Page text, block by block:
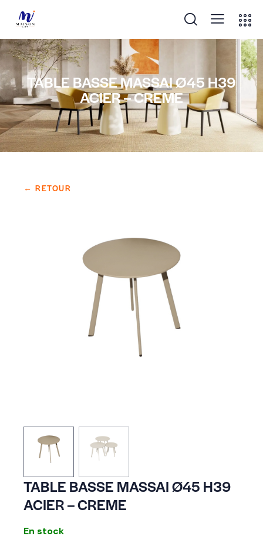
TABLE BASSE MASSAI Ø45 H39
ACIER – CREME
← RETOUR
TABLE BASSE MASSAI Ø45 H39
ACIER – CREME
En stock